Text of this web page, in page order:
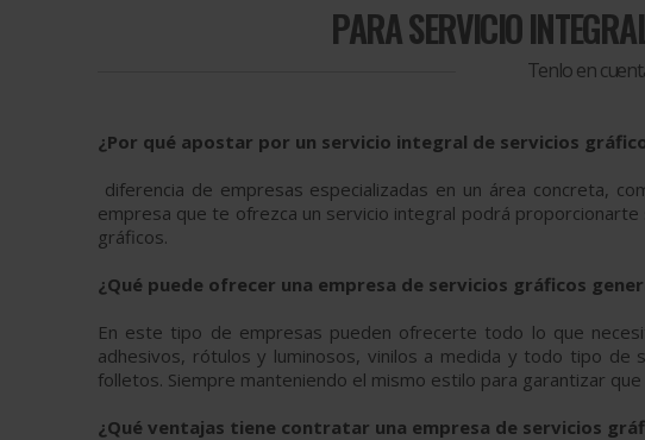
PARASERVICIO
Tenlo en
¿Por qué apostar por un servicio integral de servicios
diferencia de empresas especializadas en un área concreta,
empresa que te ofrezca un servicio integral podrá
gráficos.
¿Qué puede ofrecer una empresa de servicios gráficos
En este tipo de empresas pueden ofrecerte todo lo que
adhesivos, rótulos y luminosos, vinilos a medida y todo tipo
folletos. Siempre manteniendo el mismo estilo para garantizar
¿Qué ventajas tiene contratar una empresa de servicios